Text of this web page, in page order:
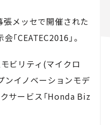
メッセで開催された
「CEATEC2016」。
ビリティ(マイクロ
ンイノベーションモデ
サービス「Honda Biz